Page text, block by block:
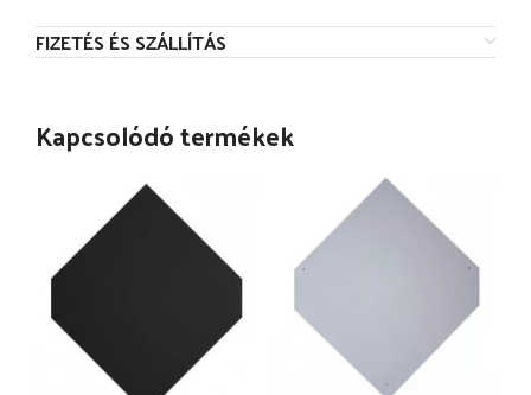
FIZETÉS ÉS SZÁLLÍTÁS
Kapcsolódó termékek